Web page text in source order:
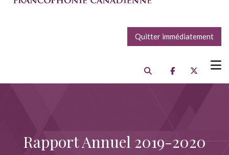
Quitter immédiatement
Rapport Annuel 2019-2020